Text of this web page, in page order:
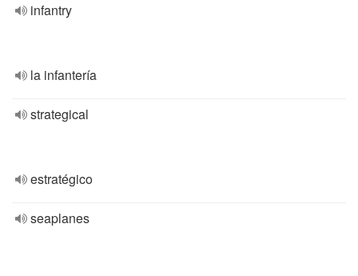
infantry
la infantería
strategical
estratégico
seaplanes